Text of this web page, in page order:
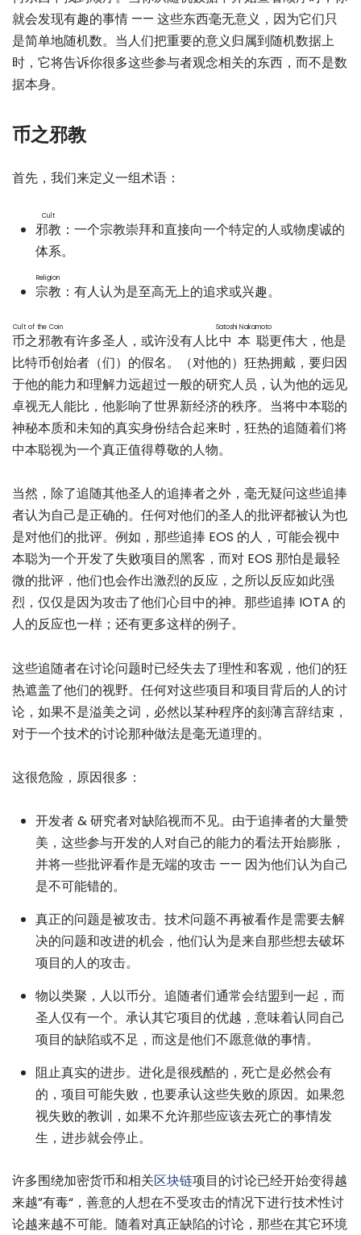
就会发现有趣的事情 —— 这些东西毫无意义，因为它们只
是简单地随机数。当人们把重要的意义归属到随机数据上
时，它将告诉你很多这些参与者观念相关的东西，而不是数
据本身。
币之邪教
首先，我们来定义一组术语：
邪教
Cult
：一个宗教崇拜和直接向一个特定的人或物虔诚的
体系。
宗教
Religion
：有人认为是至高无上的追求或兴趣。
币之邪教
Cult of the Coin
有许多圣人，或许没有人比中本聪
Satoshi Nakamoto
更伟大，他是
比特币创始者（们）的假名。（对他的）狂热拥戴，要归因
于他的能力和理解力远超过一般的研究人员，认为他的远见
卓视无人能比，他影响了世界新经济的秩序。当将中本聪的
神秘本质和未知的真实身份结合起来时，狂热的追随着们将
中本聪视为一个真正值得尊敬的人物。
当然，除了追随其他圣人的追捧者之外，毫无疑问这些追捧
者认为自己是正确的。任何对他们的圣人的批评都被认为也
是对他们的批评。例如，那些追捧 EOS 的人，可能会视中
本聪为一个开发了失败项目的黑客，而对 EOS 那怕是最轻
微的批评，他们也会作出激烈的反应，之所以反应如此强
烈，仅仅是因为攻击了他们心目中的神。那些追捧 IOTA 的
人的反应也一样；还有更多这样的例子。
这些追随者在讨论问题时已经失去了理性和客观，他们的狂
热遮盖了他们的视野。任何对这些项目和项目背后的人的讨
论，如果不是溢美之词，必然以某种程序的刻薄言辞结束，
对于一个技术的讨论那种做法是毫无道理的。
这很危险，原因很多：
开发者 & 研究者对缺陷视而不见。由于追捧者的大量赞
美，这些参与开发的人对自己的能力的看法开始膨胀，
并将一些批评看作是无端的攻击 —— 因为他们认为自己
是不可能错的。
真正的问题是被攻击。技术问题不再被看作是需要去解
决的问题和改进的机会，他们认为是来自那些想去破坏
项目的人的攻击。
物以类聚，人以币分。追随者们通常会结盟到一起，而
圣人仅有一个。承认其它项目的优越，意味着认同自己
项目的缺陷或不足，而这是他们不愿意做的事情。
阻止真实的进步。进化是很残酷的，死亡是必然会有
的，项目可能失败，也要承认这些失败的原因。如果忽
视失败的教训，如果不允许那些应该去死亡的事情发
生，进步就会停止。
许多围绕加密货币和相关区块链项目的讨论已经开始变得越
来越”有毒“，善意的人想在不受攻击的情况下进行技术性讨
论越来越不可能。随着对真正缺陷的讨论，那些在其它环境